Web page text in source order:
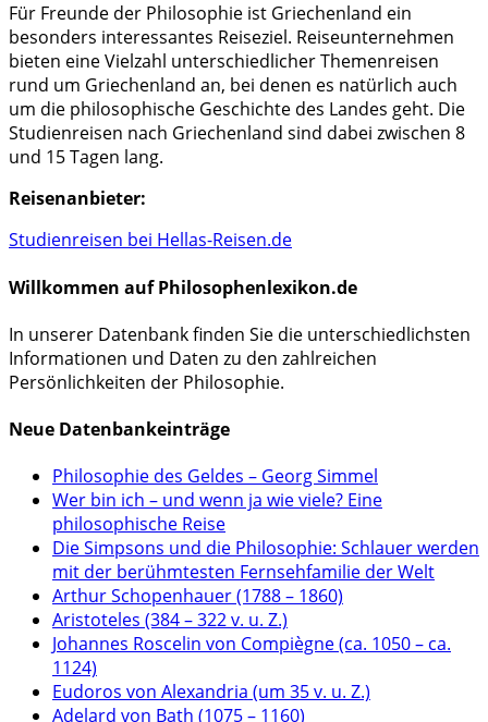
Für Freunde der Philosophie ist Griechenland ein
besonders interessantes Reiseziel. Reiseunternehmen
bieten eine Vielzahl unterschiedlicher Themenreisen
rund um Griechenland an, bei denen es natürlich auch
um die philosophische Geschichte des Landes geht. Die
Studienreisen nach Griechenland sind dabei zwischen 8
und 15 Tagen lang.
Reisenanbieter:
Studienreisen bei Hellas-Reisen.de
Willkommen auf Philosophenlexikon.de
In unserer Datenbank finden Sie die unterschiedlichsten
Informationen und Daten zu den zahlreichen
Persönlichkeiten der Philosophie.
Neue Datenbankeinträge
Philosophie des Geldes – Georg Simmel
Wer bin ich – und wenn ja wie viele? Eine
philosophische Reise
Die Simpsons und die Philosophie: Schlauer werden
mit der berühmtesten Fernsehfamilie der Welt
Arthur Schopenhauer (1788 – 1860)
Aristoteles (384 – 322 v. u. Z.)
Johannes Roscelin von Compiègne (ca. 1050 – ca.
1124)
Eudoros von Alexandria (um 35 v. u. Z.)
Adelard von Bath (1075 – 1160)